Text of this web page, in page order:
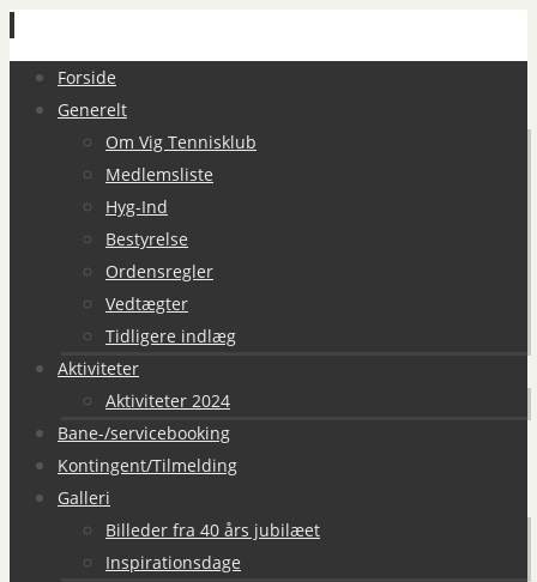
SpringForside
Generelt
Om Vig Tennisklub
Medlemsliste
Hyg-Ind
Bestyrelse
Ordensregler
Vedtægter
Tidligere indlæg
Aktiviteter
Aktiviteter 2024
Bane-/servicebooking
Kontingent/Tilmelding
Galleri
Billeder fra 40 års jubilæet
Inspirationsdage